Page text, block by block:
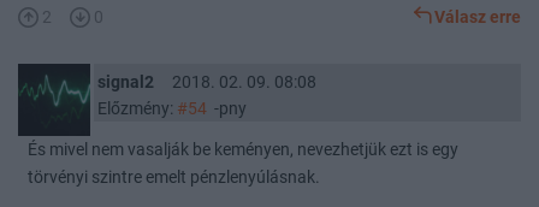
2 0 Válasz erre
signal2
2018. 02. 09. 08:08
Előzmény: #54-pny
És mivel nem vasalják be keményen, nevezhetjük ezt is egy
törvényi szintre emelt pénzlenyúlásnak.